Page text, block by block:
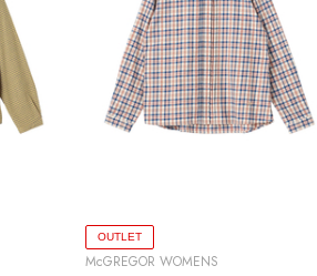
OUTLET
McGREGOR WOMENS